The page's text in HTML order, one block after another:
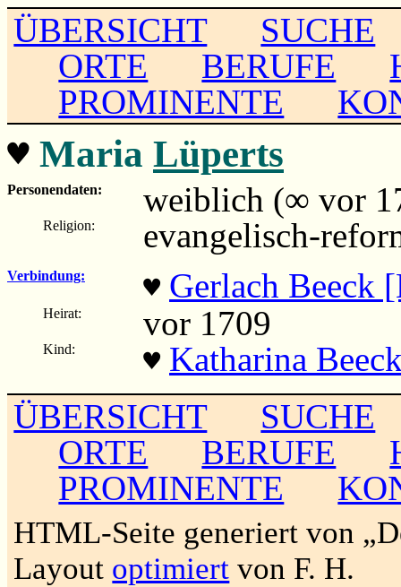
ÜBERSICHT
SUCHE
ORTE
BERUFE
PROMINENTE
♥ Maria Lüperts
Personendaten: weiblich (∞ vor
Religion: evangelisch-
Verbindung: ♥ Gerlach Beeck
Heirat: vor 1709
Kind: ♥ Katharina
ÜBERSICHT
SUCHE
ORTE
BERUFE
PROMINENTE
HTML-Seite generiert von
Layout optimiert von F. H.